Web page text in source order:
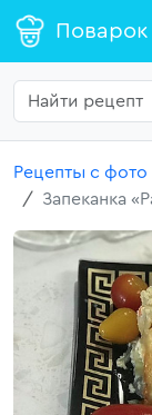
Поварок
Рецепты с фото
Запеканка